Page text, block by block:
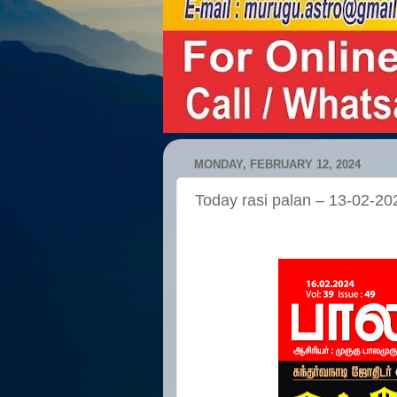
MONDAY, FEBRUARY 12, 2024
Today rasi palan – 13-02-